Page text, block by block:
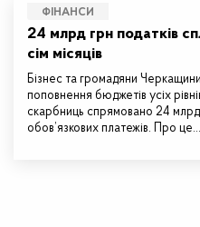
ФІНАНСИ
24 млрд грн податків
сім місяців
Бізнес та громадяни
поповнення бюджетів усіх
скарбниць спрямовано 24 млрд
обов’язкових платежів. Про це…